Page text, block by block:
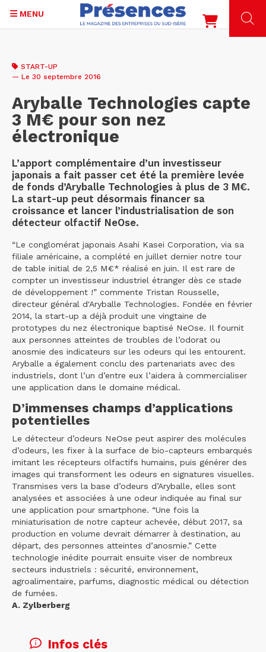
contenu
MENU
START-UP
— Le 30 septembre 2016
Aryballe Technologies capte
3 M€ pour son nez
électronique
L’apport complémentaire d’un investisseur
japonais a fait passer cet été la première levée
de fonds d’Aryballe Technologies à plus de 3 M€.
La start-up peut désormais financer sa
croissance et lancer l’industrialisation de son
détecteur olfactif NeOse.
“Le conglomérat japonais Asahi Kasei Corporation, via sa
filiale américaine, a complété en juillet dernier notre tour
de table initial de 2,5 M€* réalisé en juin. Il est rare de
compter un investisseur industriel étranger dès ce stade
de développement !” commente Tristan Rousselle,
directeur général d'Aryballe Technologies. Fondée en février
2014, la start-up a déjà produit une vingtaine de
prototypes du nez électronique baptisé NeOse. Il fournit
aux personnes atteintes de troubles de l’odorat ou
anosmie des indicateurs sur les odeurs qui les entourent.
Aryballe a également conclu des partenariats avec des
industriels, dont l’un d’entre eux l’aidera à commercialiser
une application dans le domaine médical.
D’immenses champs d’applications
potentielles
Le détecteur d’odeurs NeOse peut aspirer des molécules
d’odeurs, les fixer à la surface de bio-capteurs embarqués
imitant les récepteurs olfactifs humains, puis générer des
images qui transforment les odeurs en signatures visuelles.
Transmises vers la base d’odeurs d’Aryballe, elles sont
analysées et associées à une odeur indiquée au final sur
une application pour smartphone. “Une fois la
miniaturisation de notre capteur achevée, début 2017, sa
production en volume devrait démarrer à destination, au
départ, des personnes atteintes d’anosmie.” Cette
technologie inédite pourrait ensuite viser de nombreux
secteurs industriels : sécurité, environnement,
agroalimentaire, parfums, diagnostic médical ou détection
de fumées.
A. Zylberberg
Infos clés